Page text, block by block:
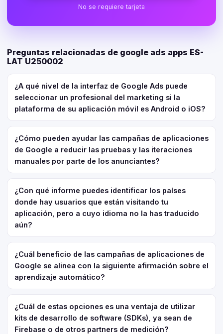
No se requiere tarjeta
Preguntas relacionadas de google ads apps ES-
LAT U250002
¿A qué nivel de la interfaz de Google Ads puede
seleccionar un profesional del marketing si la
plataforma de su aplicación móvil es Android o iOS?
¿Cómo pueden ayudar las campañas de aplicaciones
de Google a reducir las pruebas y las iteraciones
manuales por parte de los anunciantes?
¿Con qué informe puedes identificar los países
donde hay usuarios que están visitando tu
aplicación, pero a cuyo idioma no la has traducido
aún?
¿Cuál beneficio de las campañas de aplicaciones de
Google se alinea con la siguiente afirmación sobre el
aprendizaje automático?
¿Cuál de estas opciones es una ventaja de utilizar
kits de desarrollo de software (SDKs), ya sean de
Firebase o de otros partners de medición?